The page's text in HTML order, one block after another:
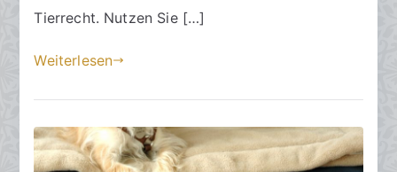
g
s
0
2
Tierrecht. Nutzen Sie […]
Weiterlesen